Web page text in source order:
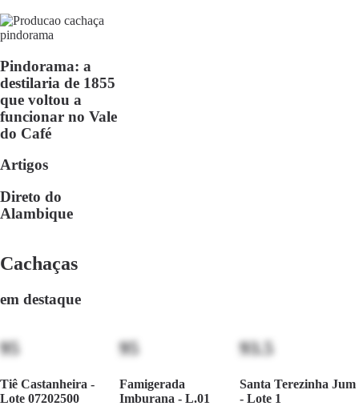
Pindorama: a
destilaria de 1855
que voltou a
funcionar no Vale
do Café
Artigos
Direto do
Alambique
Cachaças
em destaque
95
Tiê Castanheira -
Lote 07202500
95
Famigerada
Imburana - L.01
93.5
Santa Terezinha Jum
- Lote 1